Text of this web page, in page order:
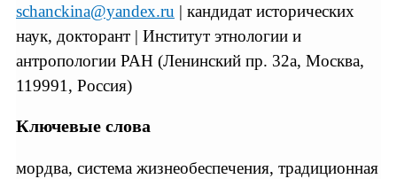
schanckina@yandex.ru | кандидат исторических
наук, докторант | Институт этнологии и
антропологии РАН (Ленинский пр. 32а, Москва,
119991, Россия)
Ключевые слова
мордва, система жизнеобеспечения, традиционная